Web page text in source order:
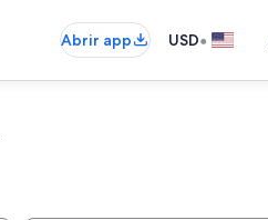
Abrir app USD•